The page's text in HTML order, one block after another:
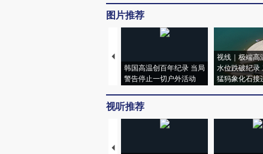
图片推荐
韩国高温创百年纪录 当局
警告停止一切户外活动
视线｜极端高
水位跌破纪录
猛犸象化石接
视听推荐